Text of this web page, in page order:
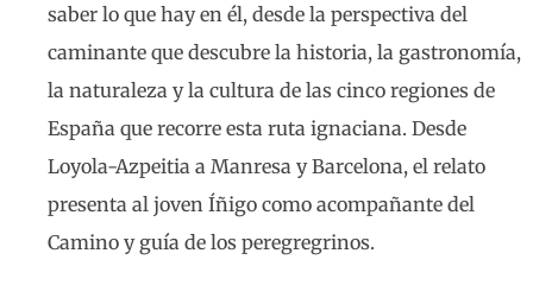
saber lo que hay en él, desde la perspectiva del
caminante que descubre la historia, la gastronomía,
la naturaleza y la cultura de las cinco regiones de
España que recorre esta ruta ignaciana. Desde
Loyola-Azpeitia a Manresa y Barcelona, el relato
presenta al joven Íñigo como acompañante del
Camino y guía de los peregregrinos.